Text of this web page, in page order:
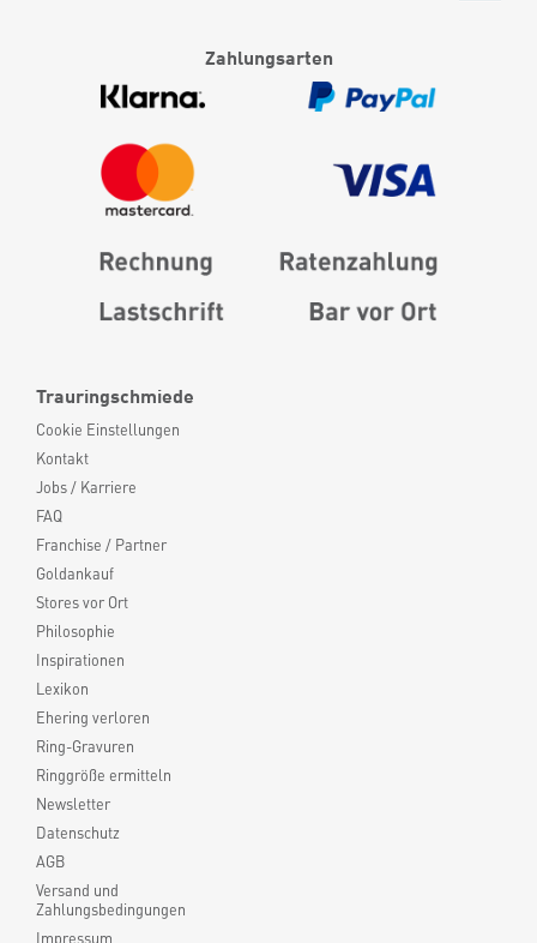
Trauringschmiede
Cookie Einstellungen
Kontakt
Jobs / Karriere
FAQ
Franchise / Partner
Goldankauf
Stores vor Ort
Philosophie
Inspirationen
Lexikon
Ehering verloren
Ring-Gravuren
Ringgröße ermitteln
Newsletter
Datenschutz
AGB
Versand und
Zahlungsbedingungen
Impressum
Zahlungsarten